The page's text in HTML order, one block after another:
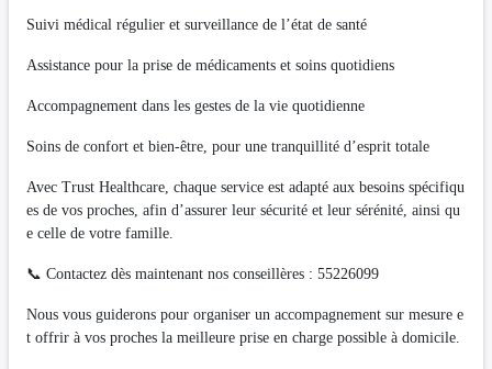
Suivi médical régulier et surveillance de l’état de santé
Assistance pour la prise de médicaments et soins quotidiens
Accompagnement dans les gestes de la vie quotidienne
Soins de confort et bien-être, pour une tranquillité d’esprit totale
Avec Trust Healthcare, chaque service est adapté aux besoins spécifiqu
es de vos proches, afin d’assurer leur sécurité et leur sérénité, ainsi qu
e celle de votre famille.
📞 Contactez dès maintenant nos conseillères : 55226099
Nous vous guiderons pour organiser un accompagnement sur mesure e
t offrir à vos proches la meilleure prise en charge possible à domicile.